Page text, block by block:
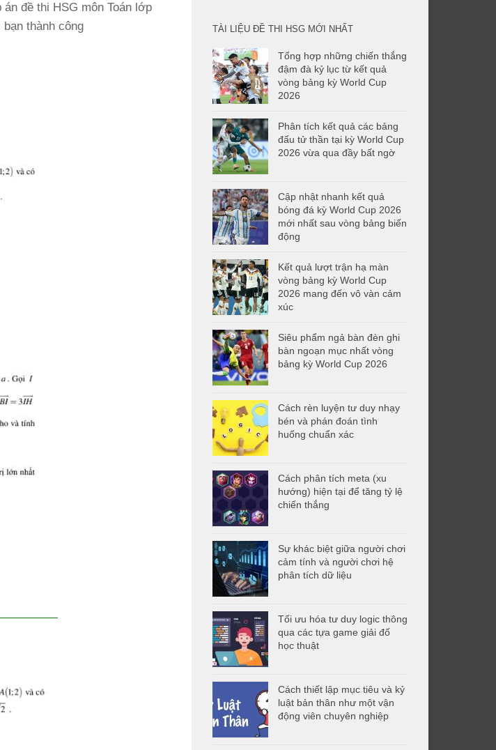
đề thi HSG môn Toán lớp
thành công TÀI LIỆU ĐỀ THI HSG MỚI NHẤT
Tổng hợp những chiến thắng
đậm đà kỷ lục từ kết quả
vòng bảng kỳ World Cup
2026
Phân tích kết quả các bảng
đấu tử thần tại kỳ World Cup
2026 vừa qua đầy bất ngờ
Cập nhật nhanh kết quả
bóng đá kỳ World Cup 2026
mới nhất sau vòng bảng biến
động
Kết quả lượt trận hạ màn
vòng bảng kỳ World Cup
2026 mang đến vô vàn cảm
xúc
Siêu phẩm ngả bàn đèn ghi
bàn ngoạn mục nhất vòng
bảng kỳ World Cup 2026
Cách rèn luyện tư duy nhạy
bén và phán đoán tình
huống chuẩn xác
Cách phân tích meta (xu
hướng) hiện tại để tăng tỷ lệ
chiến thắng
Sự khác biệt giữa người chơi
cảm tính và người chơi hệ
phân tích dữ liệu
Tối ưu hóa tư duy logic thông
qua các tựa game giải đố
học thuật
Cách thiết lập mục tiêu và kỷ
luật bản thân như một vận
động viên chuyên nghiệp